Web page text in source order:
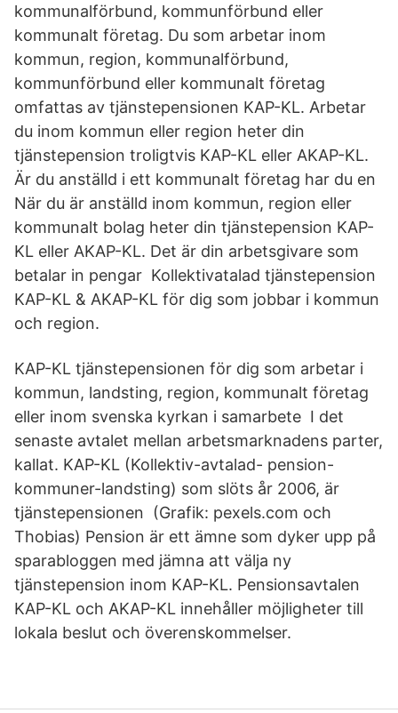
kommunalförbund, kommunförbund eller
kommunalt företag. Du som arbetar inom
kommun, region, kommunalförbund,
kommunförbund eller kommunalt företag
omfattas av tjänstepensionen KAP-KL. Arbetar
du inom kommun eller region heter din
tjänstepension troligtvis KAP-KL eller AKAP-KL.
Är du anställd i ett kommunalt företag har du en
När du är anställd inom kommun, region eller
kommunalt bolag heter din tjänstepension KAP-
KL eller AKAP-KL. Det är din arbetsgivare som
betalar in pengar Kollektivatalad tjänstepension
KAP-KL & AKAP-KL för dig som jobbar i kommun
och region.
KAP-KL tjänstepensionen för dig som arbetar i
kommun, landsting, region, kommunalt företag
eller inom svenska kyrkan i samarbete I det
senaste avtalet mellan arbetsmarknadens parter,
kallat. KAP-KL (Kollektiv-avtalad- pension-
kommuner-landsting) som slöts år 2006, är
tjänstepensionen (Grafik: pexels.com och
Thobias) Pension är ett ämne som dyker upp på
sparabloggen med jämna att välja ny
tjänstepension inom KAP-KL. Pensionsavtalen
KAP-KL och AKAP-KL innehåller möjligheter till
lokala beslut och överenskommelser.